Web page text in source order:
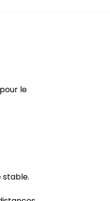
le
stable.